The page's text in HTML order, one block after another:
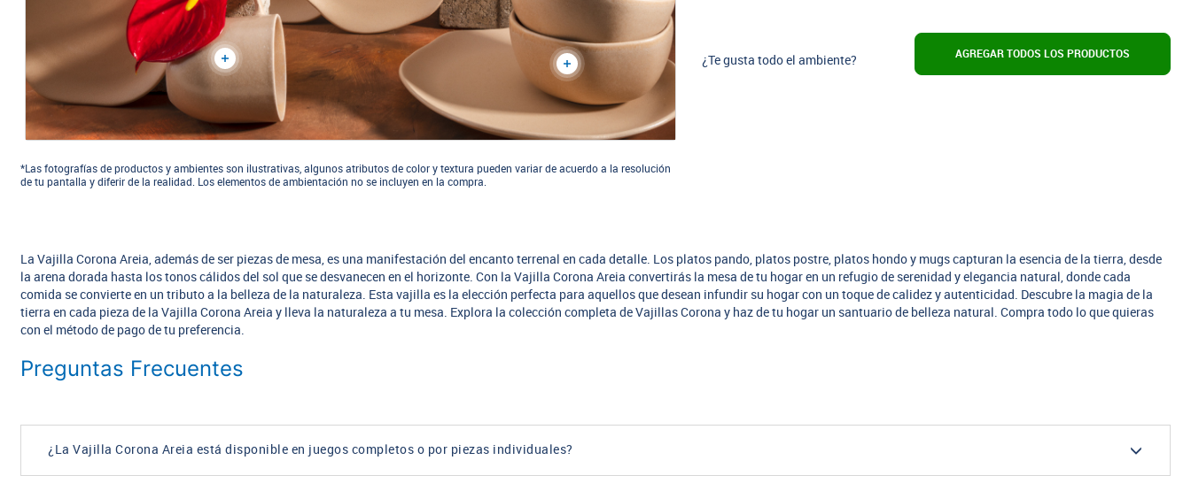
*Las fotografías de productos y ambientes son ilustrativas, algunos atributos de color y textura pueden variar de acuerdo a la resolución
de tu pantalla y diferir de la realidad. Los elementos de ambientación no se incluyen en la compra.
¿Te gusta todo el ambiente? AGREGAR TODOS LOS PRODUCTOS
La Vajilla Corona Areia, además de ser piezas de mesa, es una manifestación del encanto terrenal en cada detalle. Los platos pando, platos postre, platos hondo y mugs capturan la esencia de la tierra, desde
la arena dorada hasta los tonos cálidos del sol que se desvanecen en el horizonte. Con la Vajilla Corona Areia convertirás la mesa de tu hogar en un refugio de serenidad y elegancia natural, donde cada
comida se convierte en un tributo a la belleza de la naturaleza. Esta vajilla es la elección perfecta para aquellos que desean infundir su hogar con un toque de calidez y autenticidad. Descubre la magia de la
tierra en cada pieza de la Vajilla Corona Areia y lleva la naturaleza a tu mesa. Explora la colección completa de Vajillas Corona y haz de tu hogar un santuario de belleza natural. Compra todo lo que quieras
con el método de pago de tu preferencia.
Preguntas Frecuentes
¿La Vajilla Corona Areia está disponible en juegos completos o por piezas individuales?